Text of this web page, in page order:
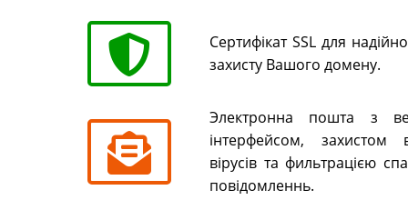
Сертифікат SSL для
захисту Вашого домену.
Электронна пошта з
інтерфейсом, захистом
вірусів та фильтрацією
повідомленнь.